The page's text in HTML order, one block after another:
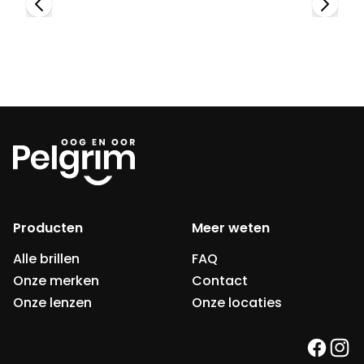
Producten
Alle brillen
Onze merken
Onze lenzen
Meer weten
FAQ
Contact
Onze locaties